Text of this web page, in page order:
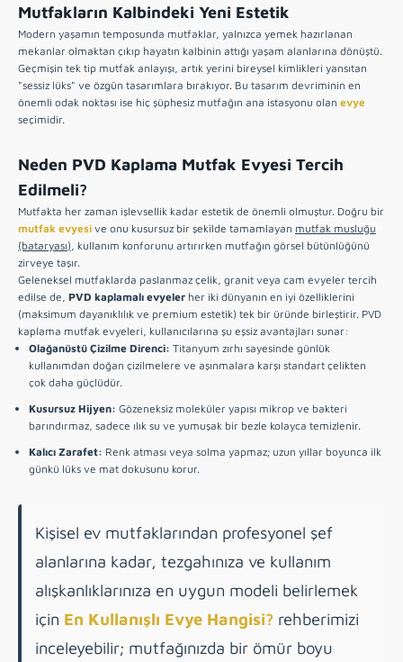
Mutfakların Kalbindeki Yeni Estetik
Modern yaşamın temposunda mutfaklar, yalnızca yemek hazırlanan
mekanlar olmaktan çıkıp hayatın kalbinin attığı yaşam alanlarına dönüştü.
Geçmişin tek tip mutfak anlayışı, artık yerini bireysel kimlikleri yansıtan
"sessiz lüks" ve özgün tasarımlara bırakıyor. Bu tasarım devriminin en
önemli odak noktası ise hiç şüphesiz mutfağın ana istasyonu olan evye
seçimidir.
Neden PVD Kaplama Mutfak Evyesi Tercih
Edilmeli?
Mutfakta her zaman işlevsellik kadar estetik de önemli olmuştur. Doğru bir
mutfak evyesi ve onu kusursuz bir şekilde tamamlayan mutfak musluğu
(bataryası), kullanım konforunu artırırken mutfağın görsel bütünlüğünü
zirveye taşır.
Geleneksel mutfaklarda paslanmaz çelik, granit veya cam evyeler tercih
edilse de, PVD kaplamalı evyeler her iki dünyanın en iyi özelliklerini
(maksimum dayanıklılık ve premium estetik) tek bir üründe birleştirir. PVD
kaplama mutfak evyeleri, kullanıcılarına şu eşsiz avantajları sunar:
Olağanüstü Çizilme Direnci: Titanyum zırhı sayesinde günlük
kullanımdan doğan çizilmelere ve aşınmalara karşı standart çelikten
çok daha güçlüdür.
Kusursuz Hijyen: Gözeneksiz moleküler yapısı mikrop ve bakteri
barındırmaz, sadece ılık su ve yumuşak bir bezle kolayca temizlenir.
Kalıcı Zarafet: Renk atması veya solma yapmaz; uzun yıllar boyunca ilk
günkü lüks ve mat dokusunu korur.
Kişisel ev mutfaklarından profesyonel şef
alanlarına kadar, tezgahınıza ve kullanım
alışkanlıklarınıza en uygun modeli belirlemek
için En Kullanışlı Evye Hangisi? rehberimizi
inceleyebilir; mutfağınızda bir ömür boyu